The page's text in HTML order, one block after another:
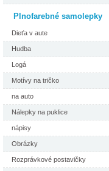
Plnofarebné samolepky
Dieťa v aute
Hudba
Logá
Motívy na tričko
na auto
Nálepky na puklice
nápisy
Obrázky
Rozprávkové postavičky